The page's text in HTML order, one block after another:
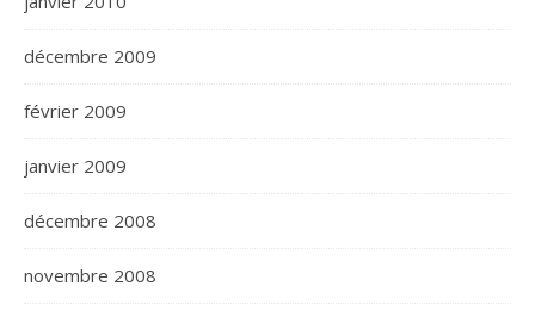
décembre 2009
février 2009
janvier 2009
décembre 2008
novembre 2008